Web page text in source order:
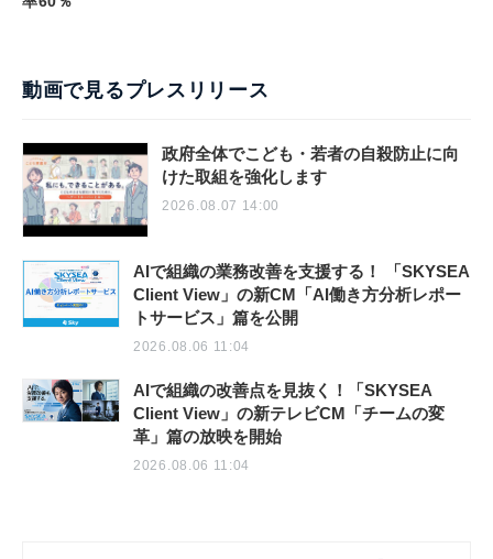
動画で見るプレスリリース
政府全体でこども・若者の自殺防止に向
けた取組を強化します
2026.08.07 14:00
AIで組織の業務改善を支援する！ 「SKYSEA
Client View」の新CM「AI働き方分析レポー
トサービス」篇を公開
2026.08.06 11:04
AIで組織の改善点を見抜く！「SKYSEA
Client View」の新テレビCM「チームの変
革」篇の放映を開始
2026.08.06 11:04